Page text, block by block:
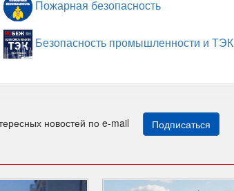
Пожарная безопасность
Безопасность промышленности и ТЭК
новостей по e-mail Подписаться